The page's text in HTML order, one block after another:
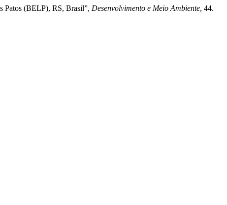
Patos (BELP), RS, Brasil”, Desenvolvimento e Meio Ambiente, 44.